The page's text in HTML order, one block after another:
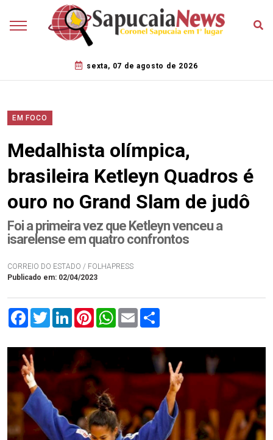
sexta, 07 de agosto de 2026
EM FOCO
Medalhista olímpica,
brasileira Ketleyn Quadros é
ouro no Grand Slam de judô
Foi a primeira vez que Ketleyn venceu a
isarelense em quatro confrontos
CORREIO DO ESTADO / FOLHAPRESS
Publicado em: 02/04/2023
FacebookTwitterLinkedInPinterestWhatsApp
Email